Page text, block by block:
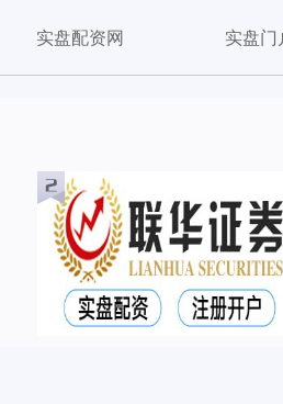
实盘配资网 实盘门